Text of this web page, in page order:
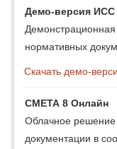
Демо-версия
Демонстрационная
нормативных
Скачать демо-
СМЕТА 8 Онлайн
Облачное решение
документации в